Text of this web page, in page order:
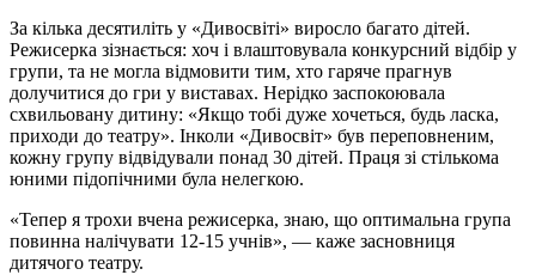
За кілька десятиліть у «Дивосвіті» виросло багато дітей.
Режисерка зізнається: хоч і влаштовувала конкурсний відбір у
групи, та не могла відмовити тим, хто гаряче прагнув
долучитися до гри у виставах. Нерідко заспокоювала
схвильовану дитину: «Якщо тобі дуже хочеться, будь ласка,
приходи до театру». Інколи «Дивосвіт» був переповненим,
кожну групу відвідували понад 30 дітей. Праця зі стількома
юними підопічними була нелегкою.
«Тепер я трохи вчена режисерка, знаю, що оптимальна група
повинна налічувати 12-15 учнів», — каже засновниця
дитячого театру.